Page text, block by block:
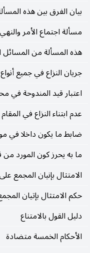
بيان الفرق بين هذه
مسألة اجتماع الأمر
هذه المسألة من المسائل
جريان النزاع في جميع
اعتبار قيد المندوحة في
عدم ابتناء النزاع في
ضابط ما يكون داخلا في
ما به يحرز كون المورد
الامتثال بإنيان المجمع
حكم الامتثال بإتيان
دليل القول بالامتناع
الأحكام الخمسة متضادة